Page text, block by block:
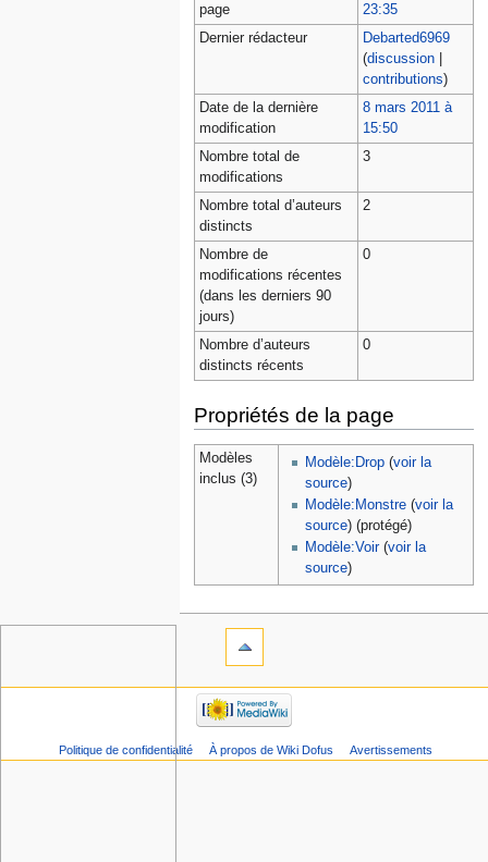
page
23:35
Dernier rédacteur
Debarted6969
(discussion|
contributions)
Date de la dernière
modification
8 mars 2011 à
15:50
Nombre total de
modifications
3
Nombre total d’auteurs
distincts
2
Nombre de
modifications récentes
(dans les derniers 90
jours)
0
Nombre d’auteurs
distincts récents
0
Propriétés de la page
Modèles
inclus (3)
Modèle:Drop(voir la
source)
Modèle:Monstre(voir la
source) (protégé)
Modèle:Voir(voir la
source)
Politique de confidentialité À propos de Wiki Dofus Avertissements